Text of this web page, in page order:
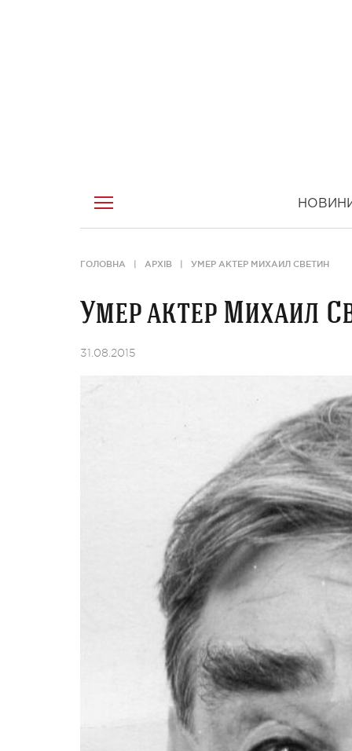
ГОЛОВНА АРХІВ УМЕР АКТЕР МИХАИЛ СВЕТИН
Умер актер Михаил
31.08.2015